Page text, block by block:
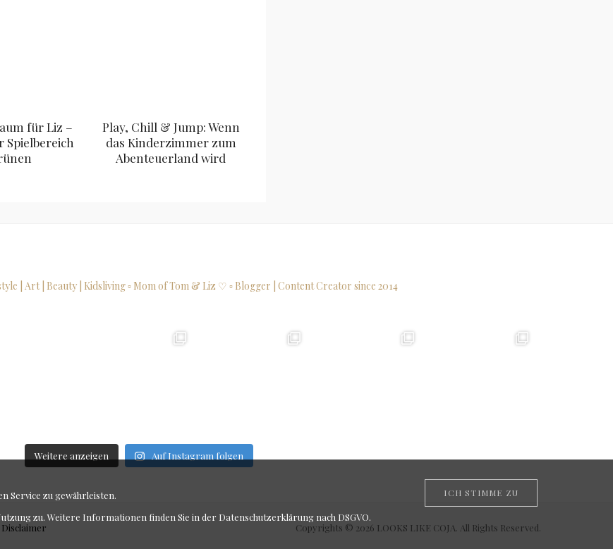
für Liz –
Spielbereich
Play, Chill & Jump: Wenn
das Kinderzimmer zum
Abenteuerland wird
| Art | Beauty | Kidsliving▫ Mom of Tom & Liz ♡ ▫ Blogger | Content Creator since 2014
Weitere anzeigen Auf Instagram folgen
Copyrights © 2026 LOOKS LIKE COJA. All Rights Reserved.
ICH STIMME ZU
Service zu gewährleisten.
zu. Weitere Informationen finden Sie in der Datenschutzerklärung nach DSGVO.